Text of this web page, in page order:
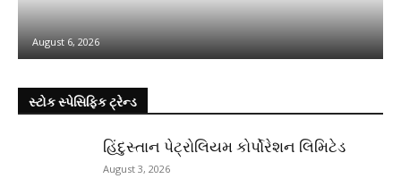
August 6, 2026
સ્ટોક સ્પેસિફિક ટ્રેન્ડ
હિંદુસ્તાન પેટ્રોલિયમ કોર્પોરેશન લિમિટેડ
August 3, 2026